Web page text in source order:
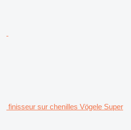
finisseur sur chenilles Vögele Super